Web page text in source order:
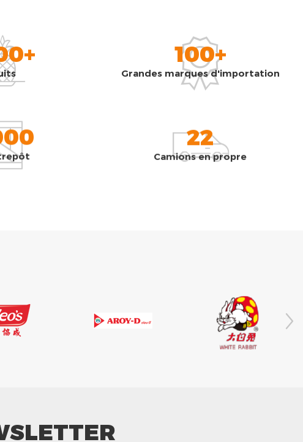
100+
Grandes marques d'importation
22
Camions en propre